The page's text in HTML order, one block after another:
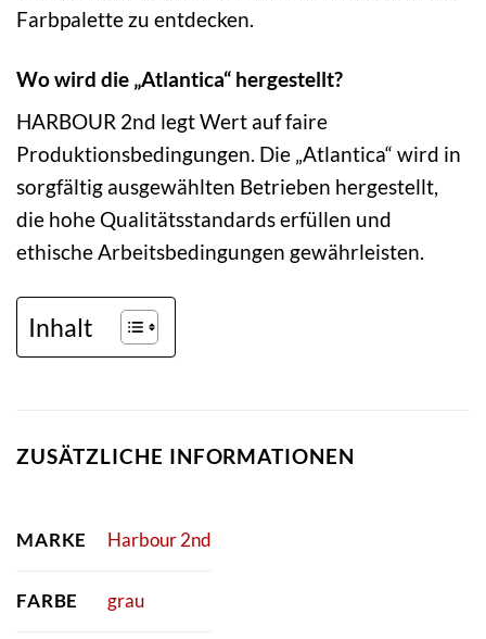
Farbpalette zu entdecken.
Wo wird die „Atlantica“ hergestellt?
HARBOUR 2nd legt Wert auf faire
Produktionsbedingungen. Die „Atlantica“ wird in
sorgfältig ausgewählten Betrieben hergestellt,
die hohe Qualitätsstandards erfüllen und
ethische Arbeitsbedingungen gewährleisten.
Inhalt
ZUSÄTZLICHE INFORMATIONEN
MARKE Harbour 2nd
FARBE grau